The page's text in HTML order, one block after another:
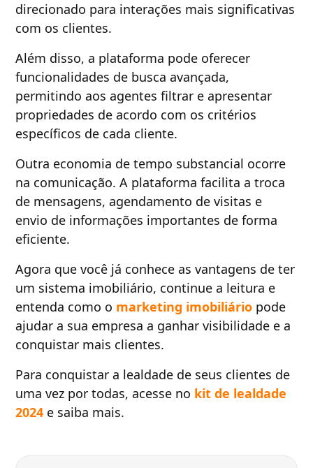
direcionado para interações mais significativas
com os clientes.
Além disso, a plataforma pode oferecer
funcionalidades de busca avançada,
permitindo aos agentes filtrar e apresentar
propriedades de acordo com os critérios
específicos de cada cliente.
Outra economia de tempo substancial ocorre
na comunicação. A plataforma facilita a troca
de mensagens, agendamento de visitas e
envio de informações importantes de forma
eficiente.
Agora que você já conhece as vantagens de ter
um sistema imobiliário, continue a leitura e
entenda como o marketing imobiliário pode
ajudar a sua empresa a ganhar visibilidade e a
conquistar mais clientes.
Para conquistar a lealdade de seus clientes de
uma vez por todas, acesse no kit de lealdade
2024 e saiba mais.